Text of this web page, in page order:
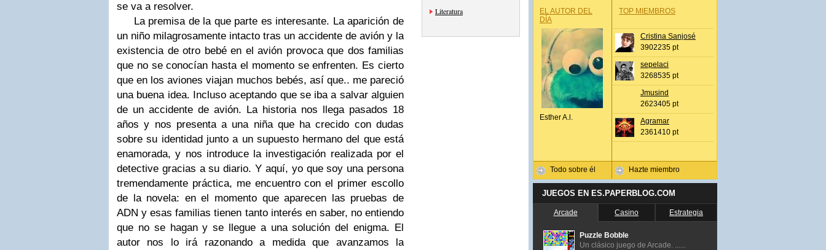
se va a resolver.
La premisa de la que parte es interesante. La aparición de
un niño milagrosamente intacto tras un accidente de avión y la
existencia de otro bebé en el avión provoca que dos familias
que no se conocían hasta el momento se enfrenten. Es cierto
que en los aviones viajan muchos bebés, así que.. me pareció
una buena idea. Incluso aceptando que se iba a salvar alguien
de un accidente de avión. La historia nos llega pasados 18
años y nos presenta a una niña que ha crecido con dudas
sobre su identidad junto a un supuesto hermano del que está
enamorada, y nos introduce la investigación realizada por el
detective gracias a su diario. Y aquí, yo que soy una persona
tremendamente práctica, me encuentro con el primer escollo
de la novela: en el momento que aparecen las pruebas de
ADN y esas familias tienen tanto interés en saber, no entiendo
que no se hagan y se llegue a una solución del enigma. El
autor nos lo irá razonando a medida que avanzamos la
Literatura
EL AUTOR DEL
DÍA
Esther A.l.
Todo sobre él
TOP MIEMBROS
Cristina Sanjosé
3902235 pt
sepelaci
3268535 pt
Jmusind
2623405 pt
Agramar
2361410 pt
Hazte miembro
JUEGOS EN ES.PAPERBLOG.COM
Arcade Casino Estrategia
Puzzle Bobble
Un clásico juego de Arcade. ......